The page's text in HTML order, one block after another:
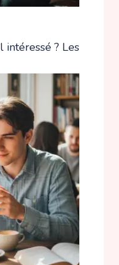
? Les